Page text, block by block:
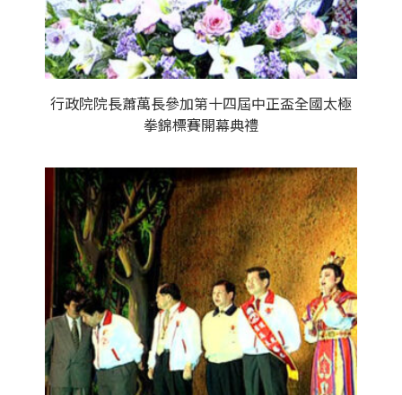
行政院院長蕭萬長參加第十四屆中正盃全國太極
拳錦標賽開幕典禮